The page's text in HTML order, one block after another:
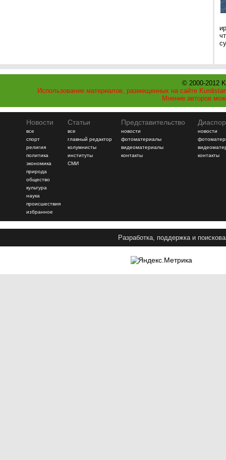
© 2000-2012
Использование материалов, размещенных на сайте
Мнение авторов
Новости
все
спорт
религия
политика
экономика
природа
общество
культура
наука
происшествия
избранное
Статьи
все
главный редактор
колумнисты
институты
СМИ
Представительство
новости
фотоматериалы
видеоматериалы
контакты
новости
контакты
Разработка, поддержка и